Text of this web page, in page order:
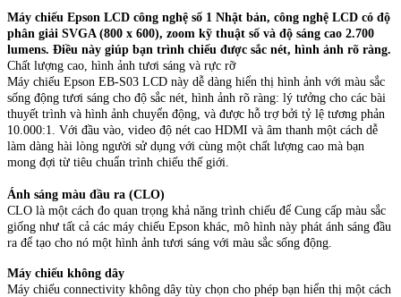
Máy chiếu Epson LCD công nghệ số 1 Nhật bản, công nghệ LCD có độ
phân giải SVGA (800 x 600), zoom kỹ thuật số và độ sáng cao 2.700
lumens. Điều này giúp bạn trình chiếu được sắc nét, hình ảnh rõ ràng.
Chất lượng cao, hình ảnh tươi sáng và rực rỡ
Máy chiếu Epson EB-S03 LCD này dễ dàng hiển thị hình ảnh với màu sắc
sống động tươi sáng cho độ sắc nét, hình ảnh rõ ràng: lý tưởng cho các bài
thuyết trình và hình ảnh chuyển động, và được hỗ trợ bởi tỷ lệ tương phản
10.000:1. Với đầu vào, video độ nét cao HDMI và âm thanh một cách dễ
làm dàng hài lòng người sử dụng với cùng một chất lượng cao mà bạn
mong đợi từ tiêu chuẩn trình chiếu thế giới.
Ánh sáng màu đầu ra (CLO)
CLO là một cách đo quan trọng khả năng trình chiếu để Cung cấp màu sắc
giống như tất cả các máy chiếu Epson khác, mô hình này phát ánh sáng đầu
ra để tạo cho nó một hình ảnh tươi sáng với màu sắc sống động.
Máy chiếu không dây
Máy chiếu connectivity không dây tùy chọn cho phép bạn hiển thị một cách